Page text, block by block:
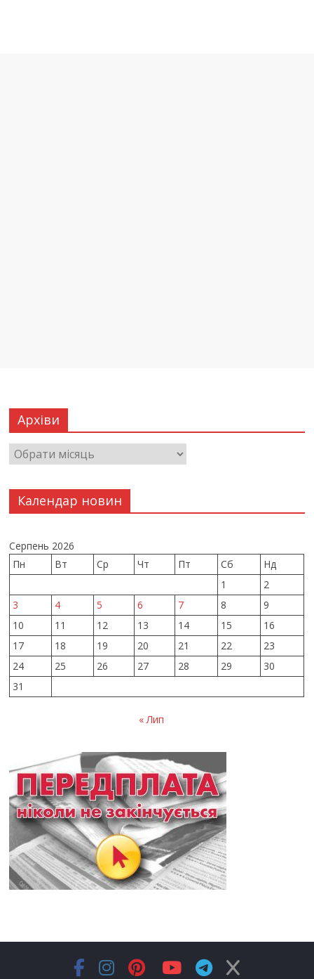
Архіви
Календар новин
Серпень 2026
Пн
Вт Ср Чт Пт Сб
Нд
1
2
3
4 5 6 7 8
9
10
11 12 13 14 15
16
17
18 19 20 21 22
23
24
25 26 27 28 29
30
31
« Лип